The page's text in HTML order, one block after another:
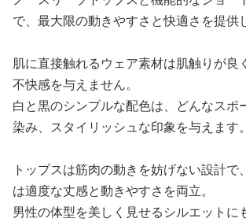
で、最大限の動きやすさと快適さを提供
肌に直接触れるウェア素材は肌触りが良
不快感を与えません。
白と黒のシンプルな配色は、どんなスポ
染み、スタイリッシュな印象を与えます。
トップスは筋肉の動きを妨げない設計で
は適度な丈感と動きやすさを両立。
男性の体型を美しく見せるシルエットに